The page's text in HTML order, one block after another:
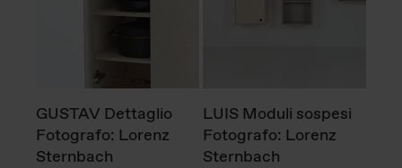
GUSTAV Dettaglio
Fotografo: Lorenz
Sternbach
LUIS Moduli sospesi
Fotografo: Lorenz
Sternbach